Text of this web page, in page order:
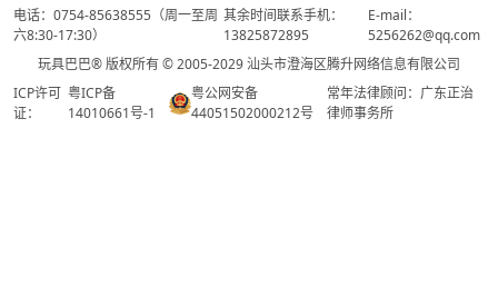
电话：0754-85638555（周一至周
六8:30-17:30）
其余时间联系手机：
13825872895
E-mail：
5256262@qq.com
玩具巴巴® 版权所有 © 2005-2029 汕头市澄海区腾升网络信息有限公司
ICP许可
证：
粤ICP备
14010661号-1
粤公网安备
44051502000212号
常年法律顾问：广东正治
律师事务所